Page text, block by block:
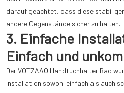
darauf geachtet, dass diese stabil
andere Gegenstände sicher zu halten.
3. Einfache
Einfach und
Der VOTZAAQ Handtuchhalter Bad
Installation sowohl einfach als auch